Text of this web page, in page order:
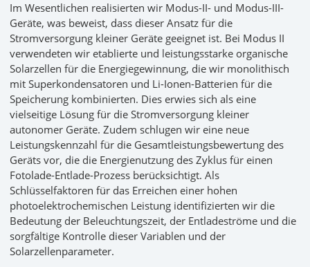
Im Wesentlichen realisierten wir Modus-II- und Modus-III-
Geräte, was beweist, dass dieser Ansatz für die
Stromversorgung kleiner Geräte geeignet ist. Bei Modus II
verwendeten wir etablierte und leistungsstarke organische
Solarzellen für die Energiegewinnung, die wir monolithisch
mit Superkondensatoren und Li-Ionen-Batterien für die
Speicherung kombinierten. Dies erwies sich als eine
vielseitige Lösung für die Stromversorgung kleiner
autonomer Geräte. Zudem schlugen wir eine neue
Leistungskennzahl für die Gesamtleistungsbewertung des
Geräts vor, die die Energienutzung des Zyklus für einen
Fotolade-Entlade-Prozess berücksichtigt. Als
Schlüsselfaktoren für das Erreichen einer hohen
photoelektrochemischen Leistung identifizierten wir die
Bedeutung der Beleuchtungszeit, der Entladeströme und die
sorgfältige Kontrolle dieser Variablen und der
Solarzellenparameter.